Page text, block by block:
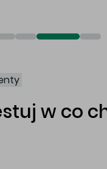
Best S.A.
Świat bez swap i prowizji
Otwórz rachunek
Otwórz
w co